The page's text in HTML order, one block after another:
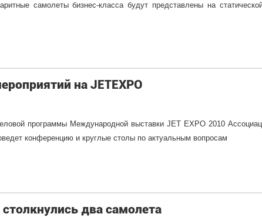
самолеты бизнес-класса будут представлены на
на JETEXPO
программы Международной выставки JET EXPO 2010
конференцию и круглые столы по актуальным вопросам
два самолета